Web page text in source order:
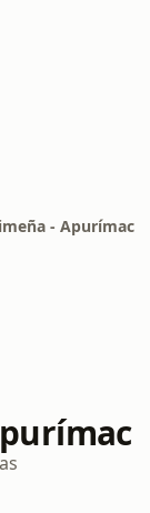
- Apurímac